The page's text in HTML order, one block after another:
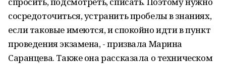
сосредоточиться, устранить пробелы в знаниях,
если таковые имеются, и спокойно идти в пункт
проведения экзамена, - призвала Марина
Саранцева. Также она рассказала о техническом